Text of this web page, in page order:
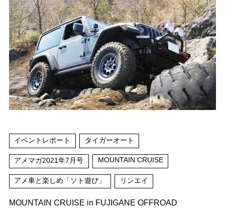
イベントレポート タイガーオート
アメマガ2021年7月号 MOUNTAIN CRUISE
アメ車と楽しめ「ソト遊び」 リンエイ
MOUNTAIN CRUISE in FUJIGANE OFFROAD